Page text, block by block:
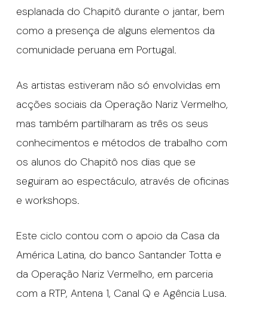
esplanada do Chapitô durante o jantar, bem
como a presença de alguns elementos da
comunidade peruana em Portugal.
As artistas estiveram não só envolvidas em
acções sociais da Operação Nariz Vermelho,
mas também partilharam as três os seus
conhecimentos e métodos de trabalho com
os alunos do Chapitô nos dias que se
seguiram ao espectáculo, através de oficinas
e workshops.
Este ciclo contou com o apoio da Casa da
América Latina, do banco Santander Totta e
da Operação Nariz Vermelho, em parceria
com a RTP, Antena 1, Canal Q e Agência Lusa.